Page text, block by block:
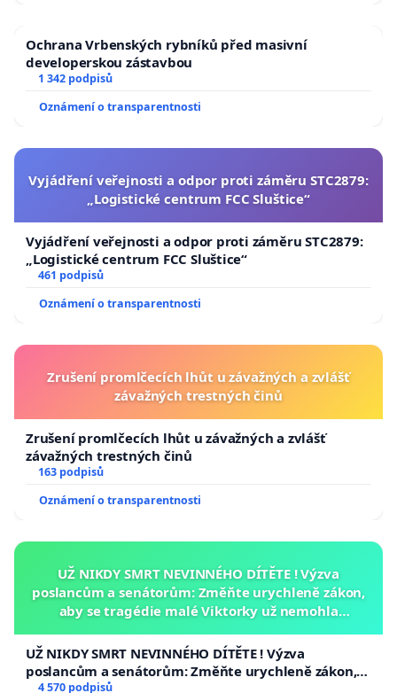
Ochrana Vrbenských rybníků před masivní
developerskou zástavbou
1 342 podpisů
Oznámení o transparentnosti
Vyjádření veřejnosti a odpor proti záměru STC2879:
„Logistické centrum FCC Sluštice“
Vyjádření veřejnosti a odpor proti záměru STC2879:
„Logistické centrum FCC Sluštice“
461 podpisů
Oznámení o transparentnosti
Zrušení promlčecích lhůt u závažných a zvlášť
závažných trestných činů
Zrušení promlčecích lhůt u závažných a zvlášť
závažných trestných činů
163 podpisů
Oznámení o transparentnosti
UŽ NIKDY SMRT NEVINNÉHO DÍTĚTE ! Výzva
poslancům a senátorům: Změňte urychleně zákon,
aby se tragédie malé Viktorky už nemohla
UŽ NIKDY SMRT NEVINNÉHO DÍTĚTE ! Výzva
poslancům a senátorům: Změňte urychleně zákon,
aby se tragédie malé Viktorky už nemohla opakovat!
4 570 podpisů